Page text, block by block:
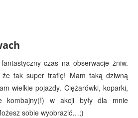
czas na obserwacje żniw.
że tak super trafię! Mam taką dziwną
wielkie pojazdy. Ciężarówki, koparki,
kombajny(!) w akcji były dla mnie
sobie wyobrazić…;)